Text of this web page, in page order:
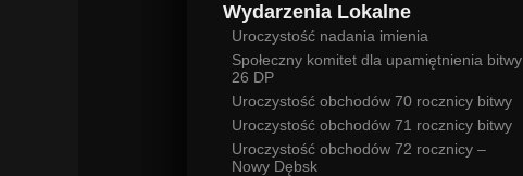
Wydarzenia Lokalne
Uroczystość nadania imienia
Społeczny komitet dla upamiętnienia bitwy
26 DP
Uroczystość obchodów 70 rocznicy bitwy
Uroczystość obchodów 71 rocznicy bitwy
Uroczystość obchodów 72 rocznicy –
Nowy Dębsk